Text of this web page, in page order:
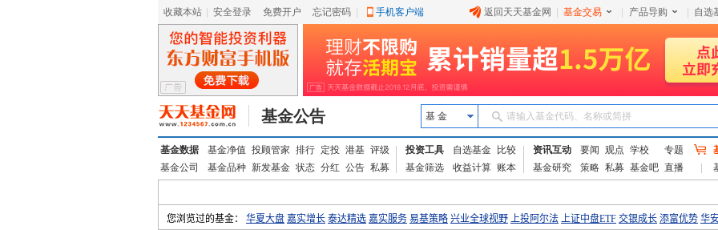
收藏本站 安全登录 免费开户 忘记密码 手机客户端 返回天天基金网 基金交易 产品导购 自选
基金公告 基 金 请输入基金代码、名称或简拼
基金数据 基金净值 投顾管家 排行 定投 港基 评级
基金公司
基金品种 新发基金 状态 分红 公告 私募
投资工具 自选基金
比较
基金筛选
收益计算 账本
资讯互动 要闻 观点 学校
专题
基金研究
策略 私募 基金吧 直播